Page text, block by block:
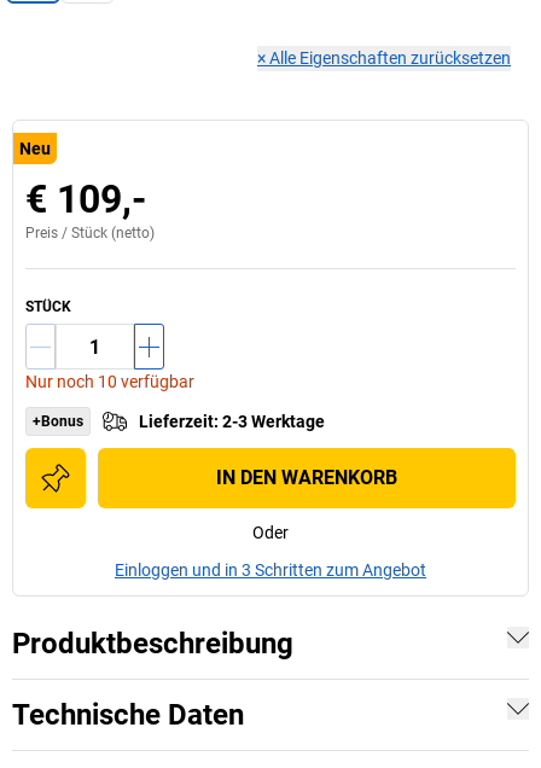
×Alle Eigenschaften zurücksetzen
Neu
€ 109,-
Preis / Stück (netto)
STÜCK
Nur noch 10 verfügbar
+Bonus Lieferzeit: 2-3 Werktage
IN DEN WARENKORB
Oder
Einloggen und in 3 Schritten zum Angebot
Produktbeschreibung
Technische Daten